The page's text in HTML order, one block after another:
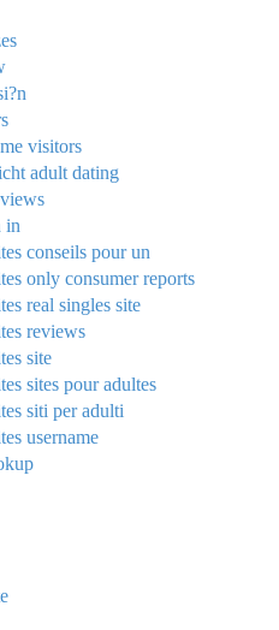
visitors
adult dating
in
conseils pour un
only consumer reports
real singles site
reviews
site
sites pour adultes
siti per adulti
username